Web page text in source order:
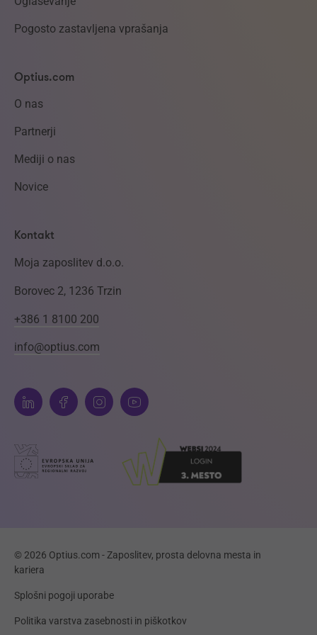
Pogosto zastavljena vprašanja
Optius.com
O nas
Partnerji
Mediji o nas
Novice
Kontakt
Moja zaposlitev d.o.o.
Borovec 2, 1236 Trzin
+386 1 8100 200
info@optius.com
© 2026 Optius.com - Zaposlitev, prosta delovna mesta in
kariera
Splošni pogoji uporabe
Politika varstva zasebnosti in piškotkov